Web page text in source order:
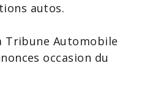
autos.
Tribune Automobile
occasion du